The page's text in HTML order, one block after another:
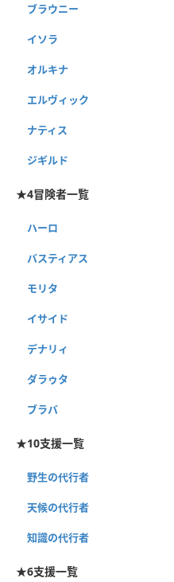
ブラウニー
イソラ
オルキナ
エルヴィック
ナティス
ジギルド
★4冒険者一覧
ハーロ
バスティアス
モリタ
イサイド
デナリィ
ダラゥタ
ブラバ
★10支援一覧
野生の代行者
天候の代行者
知識の代行者
★6支援一覧